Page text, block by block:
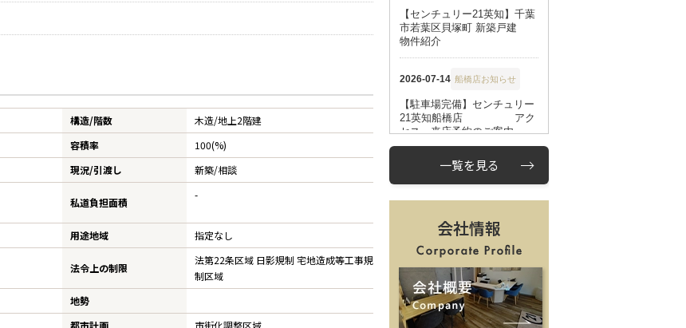
構造/階数 木造/地上2階建
容積率
100(%)
現況/引渡し 新築/相談
私道負担面積
-
用途地域 指定なし
法令上の制限
法第22条区域 日影規制 宅地造成等工事規
制区域
地勢
都市計画
市街化調整区域
一覧を見る
会社情報